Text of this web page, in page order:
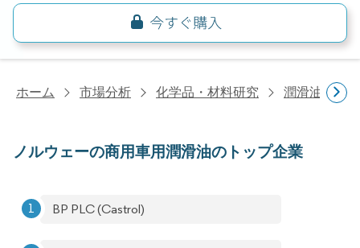
ホーム 市場分析 化学品・材料研究 潤滑油・燃
ノルウェーの商用車用潤滑油のトップ企業
BP PLC (Castrol)